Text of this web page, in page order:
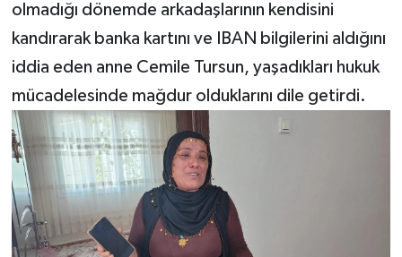
olmadığı dönemde arkadaşlarının kendisini
kandırarak banka kartını ve IBAN bilgilerini aldığını
iddia eden anne Cemile Tursun, yaşadıkları hukuk
mücadelesinde mağdur olduklarını dile getirdi.